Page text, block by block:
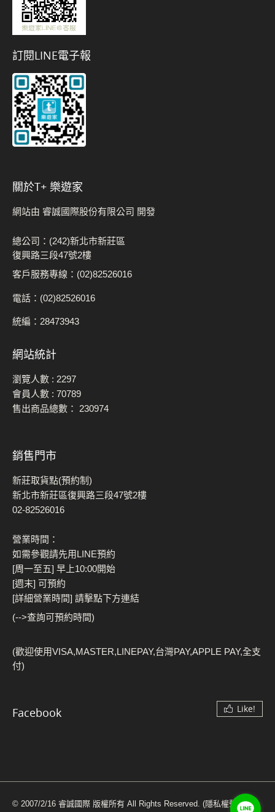
訂閱LINE電子報
關於t+ 樂遊家
網站由 睿誠國際股份有限公司 開發
總公司：(242)新北市新莊區
復興路三段47號2樓
客戶服務專線：(02)82526016
電話：(02)82526016
統編：28473943
網站統計
瀏覽人數 : 2297
會員人數 : 70789
售出商品總數： 230974
銷售門市
新莊取貨點(預約制)
新北市新莊區復興路三段47號2樓
02-82526016
營業時間：
如需參觀請先用LINE預約
[周一至五] 早上10:00開始
[週末] 可預約
[詳細營業時間] 請擊點下方連結
(-->查詢可預約時間)
(歡迎使用VISA,MASTER,LINEPAY,台灣PAY,APPLE PAY,全支
付)
Facebook Like!
© 2007/2/16 睿誠國際 版權所有 All Rights Reserved. (隱私權聲明)